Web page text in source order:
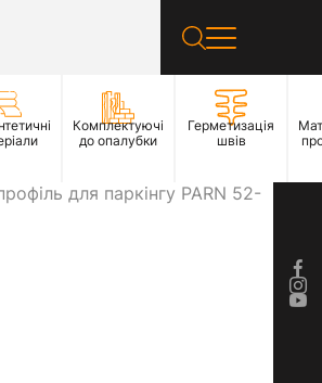
Комплектуючі
до опалубки
Герметизація
швів